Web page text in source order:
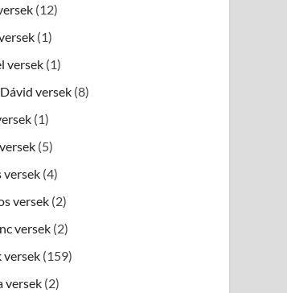
(12)
(1)
versek (1)
versek (8)
(1)
(5)
versek (4)
versek (2)
versek (2)
versek (159)
versek (2)